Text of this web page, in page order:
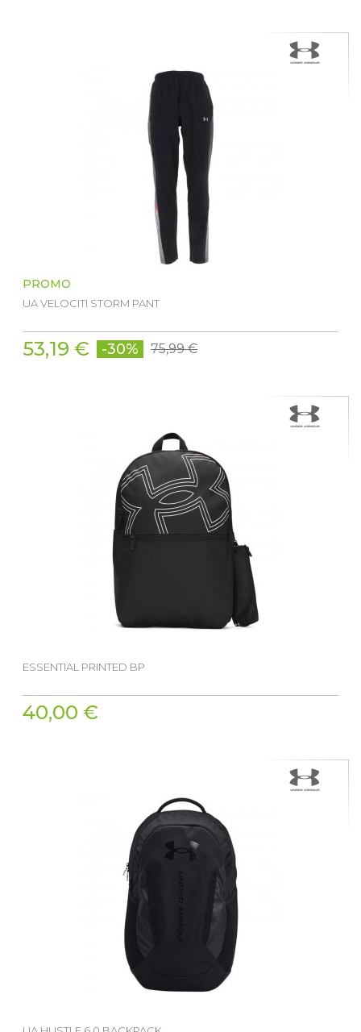
PROMO
UA VELOCITI STORM PANT
53,19 € -30% 75,99 €
ESSENTIAL PRINTED BP
40,00 €